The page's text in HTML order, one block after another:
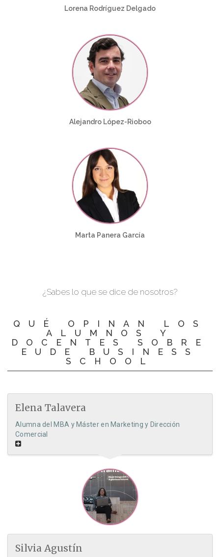
Lorena Rodríguez Delgado
Alejandro López-Rioboo
Marta Panera García
¿Sabes lo que se dice de nosotros?
QUÉ OPINAN LOS
ALUMNOS Y
DOCENTES SOBRE
EUDE BUSINESS
SCHOOL
Elena Talavera
Alumna del MBA y Máster en Marketing y Dirección
Comercial
Silvia Agustín